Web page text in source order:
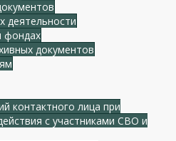
деятельности
фондах
документов
контактного лица при
с участниками СВО и